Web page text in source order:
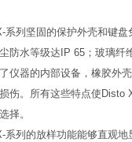
系列坚固的保护外壳和键盘
防水等级达IP 65；玻璃纤
仪器的内部设备，橡胶外
伤。所有这些特点使Disto
择。
系列的放样功能能够直观地